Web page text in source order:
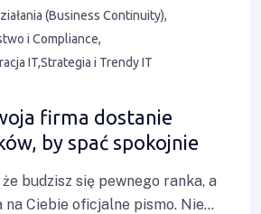
(Business Continuity)
i Compliance
ITStrategia i Trendy IT
firma dostanie
by spać spokojnie
budzisz się pewnego ranka, a
na Ciebie oficjalne pismo. Nie